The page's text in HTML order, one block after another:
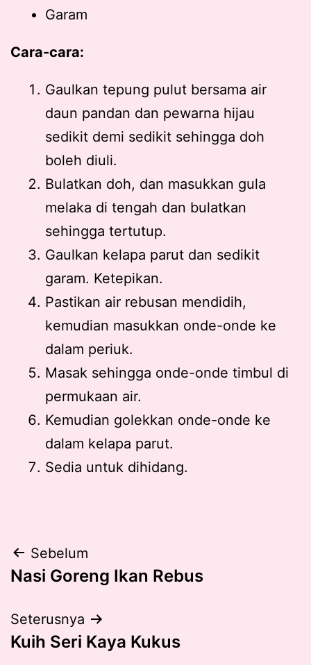
Garam
Cara-cara:
Gaulkan tepung pulut bersama air
daun pandan dan pewarna hijau
sedikit demi sedikit sehingga doh
boleh diuli.
Bulatkan doh, dan masukkan gula
melaka di tengah dan bulatkan
sehingga tertutup.
Gaulkan kelapa parut dan sedikit
garam. Ketepikan.
Pastikan air rebusan mendidih,
kemudian masukkan onde-onde ke
dalam periuk.
Masak sehingga onde-onde timbul di
permukaan air.
Kemudian golekkan onde-onde ke
dalam kelapa parut.
Sedia untuk dihidang.
Post
navigation
Sebelum
Nasi Goreng Ikan Rebus
Seterusnya
Kuih Seri Kaya Kukus